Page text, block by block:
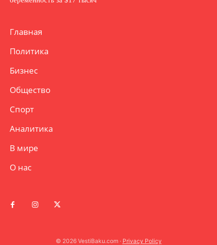
Главная
Политика
Бизнес
Общество
Спорт
Аналитика
В мире
О нас
© 2026 VestiBaku.com · Privacy Policy